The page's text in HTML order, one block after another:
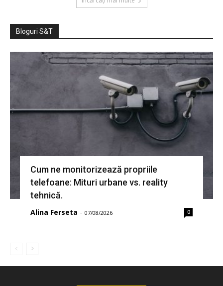
Bloguri S&T
Cum ne monitorizează propriile
telefoane: Mituri urbane vs. reality
tehnică.
Alina Ferseta - 07/08/2026 0